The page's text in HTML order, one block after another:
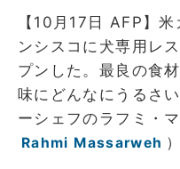
【10月17日 AFP】
ンシスコに犬専用レ
プンした。最良の食
味にどんなにうるさ
ーシェフのラフミ・
Rahmi Massarweh